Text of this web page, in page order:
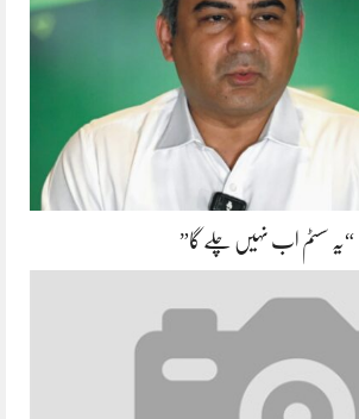
“یہ سسٹم اب نہیں چلے گا”